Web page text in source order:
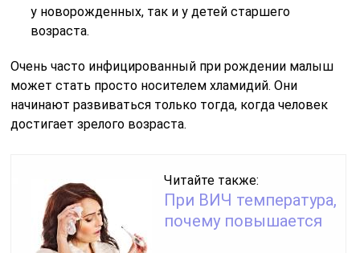
у новорожденных, так и у детей старшего
возраста.
Очень часто инфицированный при рождении малыш
может стать просто носителем хламидий. Они
начинают развиваться только тогда, когда человек
достигает зрелого возраста.
Читайте также:
При ВИЧ температура,
почему повышается